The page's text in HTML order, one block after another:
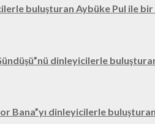
buluşturan Aybüke Pul ile
dinleyicilerle
Bana”yı dinleyicilerle